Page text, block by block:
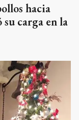
hacia
carga en la